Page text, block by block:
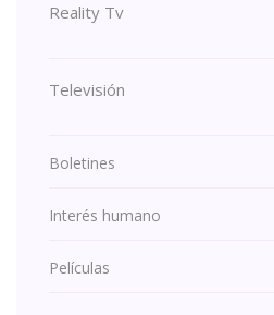
Reality Tv
Televisión
Boletines
Interés humano
Películas